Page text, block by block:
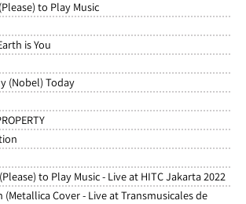
to Play Music
is You
(Nobel) Today
to Play Music - Live at HITC Jakarta 2022
(Metallica Cover - Live at Transmusicales de